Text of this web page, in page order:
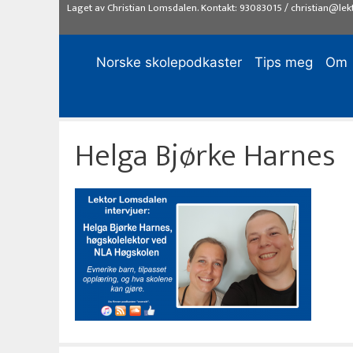
Laget avChristian Lomsdalen. Kontakt: 93083015/
Norske skolepodkaster Tips meg Om
Helga Bjørke Harnes